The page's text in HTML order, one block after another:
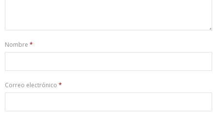
Nombre *
Correo electrónico *